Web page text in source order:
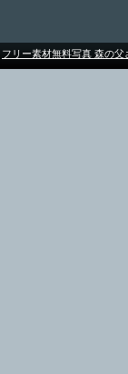
フリー素材無料写真 森の父